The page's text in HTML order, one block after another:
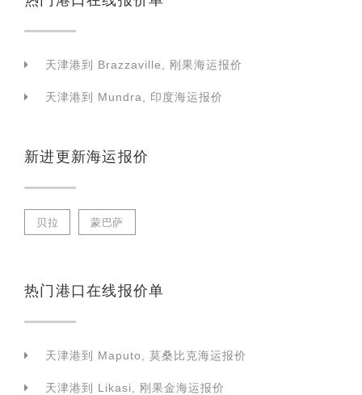
天津港到 Brazzaville, 刚果海运报价
天津港到 Mundra, 印度海运报价
新进更新海运报价
贝拉 蒙巴萨
热门港口在线报价单
天津港到 Maputo, 莫桑比克海运报价
天津港到 Likasi, 刚果金海运报价